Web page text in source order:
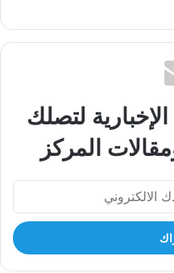
لتصلك
المركز